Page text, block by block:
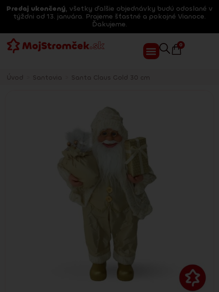
Predaj ukončený, všetky ďalšie objednávky budú odoslané v
týždni od 13. januára. Prajeme šťastné a pokojné Vianoce.
Ďakujeme.
0
Úvod Santovia Santa Claus Gold 30 cm